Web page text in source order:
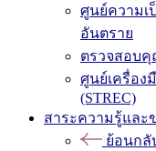
ศูนย์ความเ
อันตราย
ตรวจสอบ
ศูนย์เครื่อง
(STREC)
สาระความรู้และ
ย้อนกลั